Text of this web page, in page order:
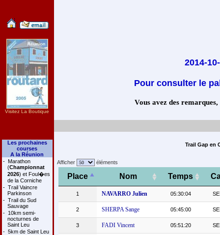
Visitez La Boutique
Les prochaines
courses
A la Réunion
- Marathon
(Championnat
2026) et Foul�es
de la Corniche
- Trail Vaincre
Parkinson
- Trail du Sud
Sauvage
- 10km semi-
nocturnes de
Saint Leu
- 5km de Saint Leu
2014-
Pour consulter le
Vous avez des
Trail Gap en
Afficher éléments
Place Nom Temps
1 NAVARRO Julien 05:30:04
2 SHERPA Sange 05:45:00
3 FADI Vincent 05:51:20